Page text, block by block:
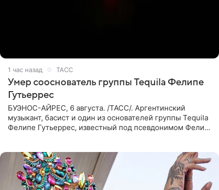
1 час назад ТАСС
Умер сооснователь группы Tequila Фелипе
Гутьеррес
БУЭНОС-АЙРЕС, 6 августа. /ТАСС/. Аргентинский
музыкант, басист и один из основателей группы Tequila
Фелипе Гутьеррес, известный под псевдонимом Фелипе